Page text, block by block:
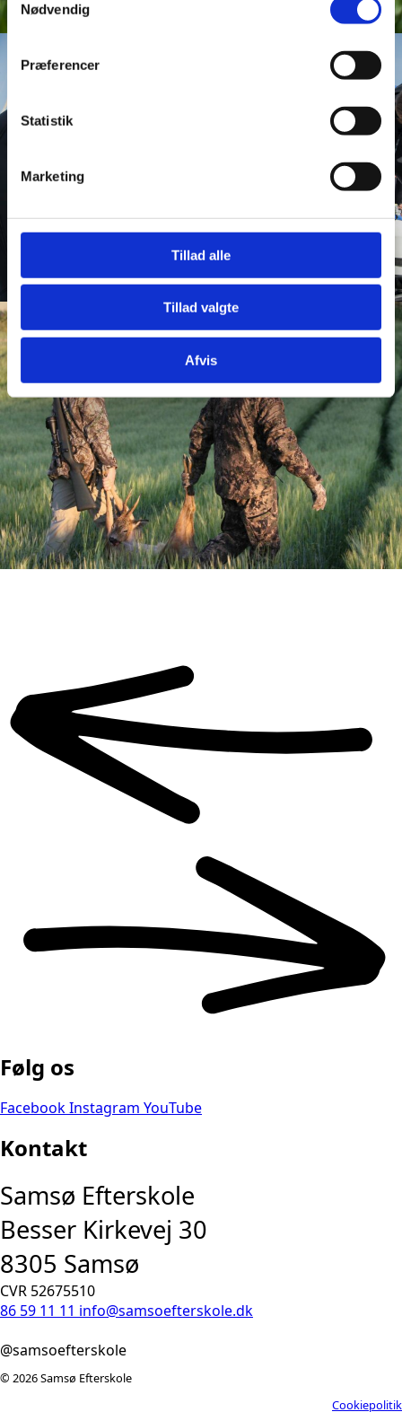
Nødvendig
Præferencer
Statistik
Marketing
Tillad alle
Tillad valgte
Afvis
Følg os
FacebookInstagram YouTube
Kontakt
Samsø Efterskole
Besser Kirkevej 30
8305 Samsø
CVR 52675510
86 59 11 11 info@samsoefterskole.dk
@samsoefterskole
© 2026Samsø Efterskole
Cookiepolitik